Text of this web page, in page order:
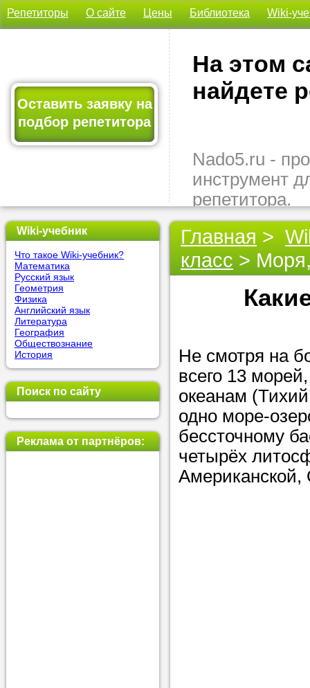
Репетиторы О сайте Цены Библиотека Wiki-
Оставить заявку на
подбор репетитора
На этом
найдете
Nado5.ru -
инструмент
репетитора.
Здесь вы
подходящего
быстро,
бесплатно.
Оставьте
репетитора,
пожелания.
Или найдите
нашей базе
используя
Wiki-учебник
Что такое Wiki-учебник?
Математика
Русский язык
Геометрия
Физика
Английский язык
Литература
География
Обществознание
История
Поиск по сайту
Реклама от партнёров:
Главная >
класс >
Не смотря на
всего 13
океанам
одно море-
бессточному
четырёх
Американской,